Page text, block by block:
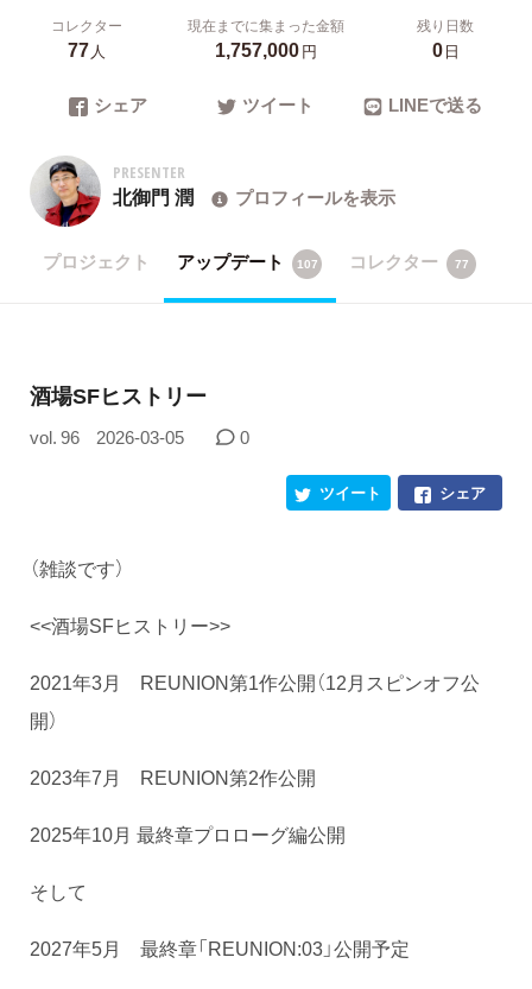
コレクター
77人
現在までに集まった金額
1,757,000円
残り日数
0日
シェア ツイート LINEで送る
PRESENTER
北御門 潤 プロフィールを表示
プロジェクト アップデート 107 コレクター 77
酒場SFヒストリー
vol. 96 2026-03-05 0
シェア
ツイート
（雑談です）
<<酒場SFヒストリー>>
2021年3月 REUNION第1作公開（12月スピンオフ公
開）
2023年7月 REUNION第2作公開
2025年10月 最終章プロローグ編公開
そして
2027年5月 最終章「REUNION:03」公開予定